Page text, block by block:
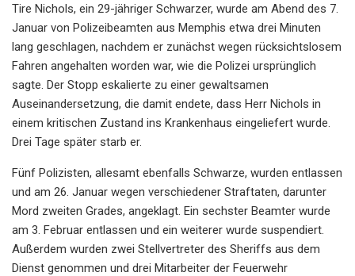
Tire Nichols, ein 29-jähriger Schwarzer, wurde am Abend des 7.
Januar von Polizeibeamten aus Memphis etwa drei Minuten
lang geschlagen, nachdem er zunächst wegen rücksichtslosem
Fahren angehalten worden war, wie die Polizei ursprünglich
sagte. Der Stopp eskalierte zu einer gewaltsamen
Auseinandersetzung, die damit endete, dass Herr Nichols in
einem kritischen Zustand ins Krankenhaus eingeliefert wurde.
Drei Tage später starb er.
Fünf Polizisten, allesamt ebenfalls Schwarze, wurden entlassen
und am 26. Januar wegen verschiedener Straftaten, darunter
Mord zweiten Grades, angeklagt. Ein sechster Beamter wurde
am 3. Februar entlassen und ein weiterer wurde suspendiert.
Außerdem wurden zwei Stellvertreter des Sheriffs aus dem
Dienst genommen und drei Mitarbeiter der Feuerwehr